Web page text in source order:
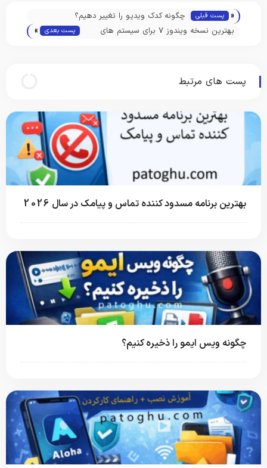
« پست قبلی
چگونه کدک ویدیو را تغییر دهیم؟
بهترین نسخه ویندوز 7 برای سیستم های
پست بعدی »
پست های مرتبط
بهترین برنامه مسدود کننده تماس و پیامک در سال 2026
چگونه ویس ایمو را ذخیره کنیم؟